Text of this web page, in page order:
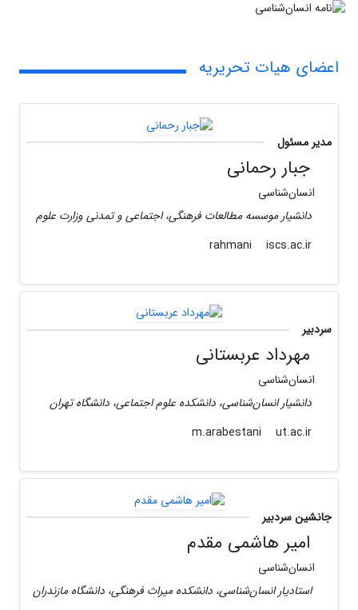
اعضای هیات تحریریه
مدیر مسئول
جبار رحمانی
انسان‌شناسی
دانشیار موسسه مطالعات فرهنگی، اجتماعی و تمدنی وزارت علوم
rahmani
iscs.ac.ir
سردبیر
مهرداد عربستانی
انسا‌ن‌شناسی
دانشیار انسان‌شناسی، دانشکده علوم اجتماعی، دانشگاه تهران
m.arabestani
ut.ac.ir
جانشین سردبیر
امیر هاشمی مقدم
انسان‌شناسی
استادیار انسان‌شناسی، دانشکده میراث فرهنگی، دانشگاه مازندران